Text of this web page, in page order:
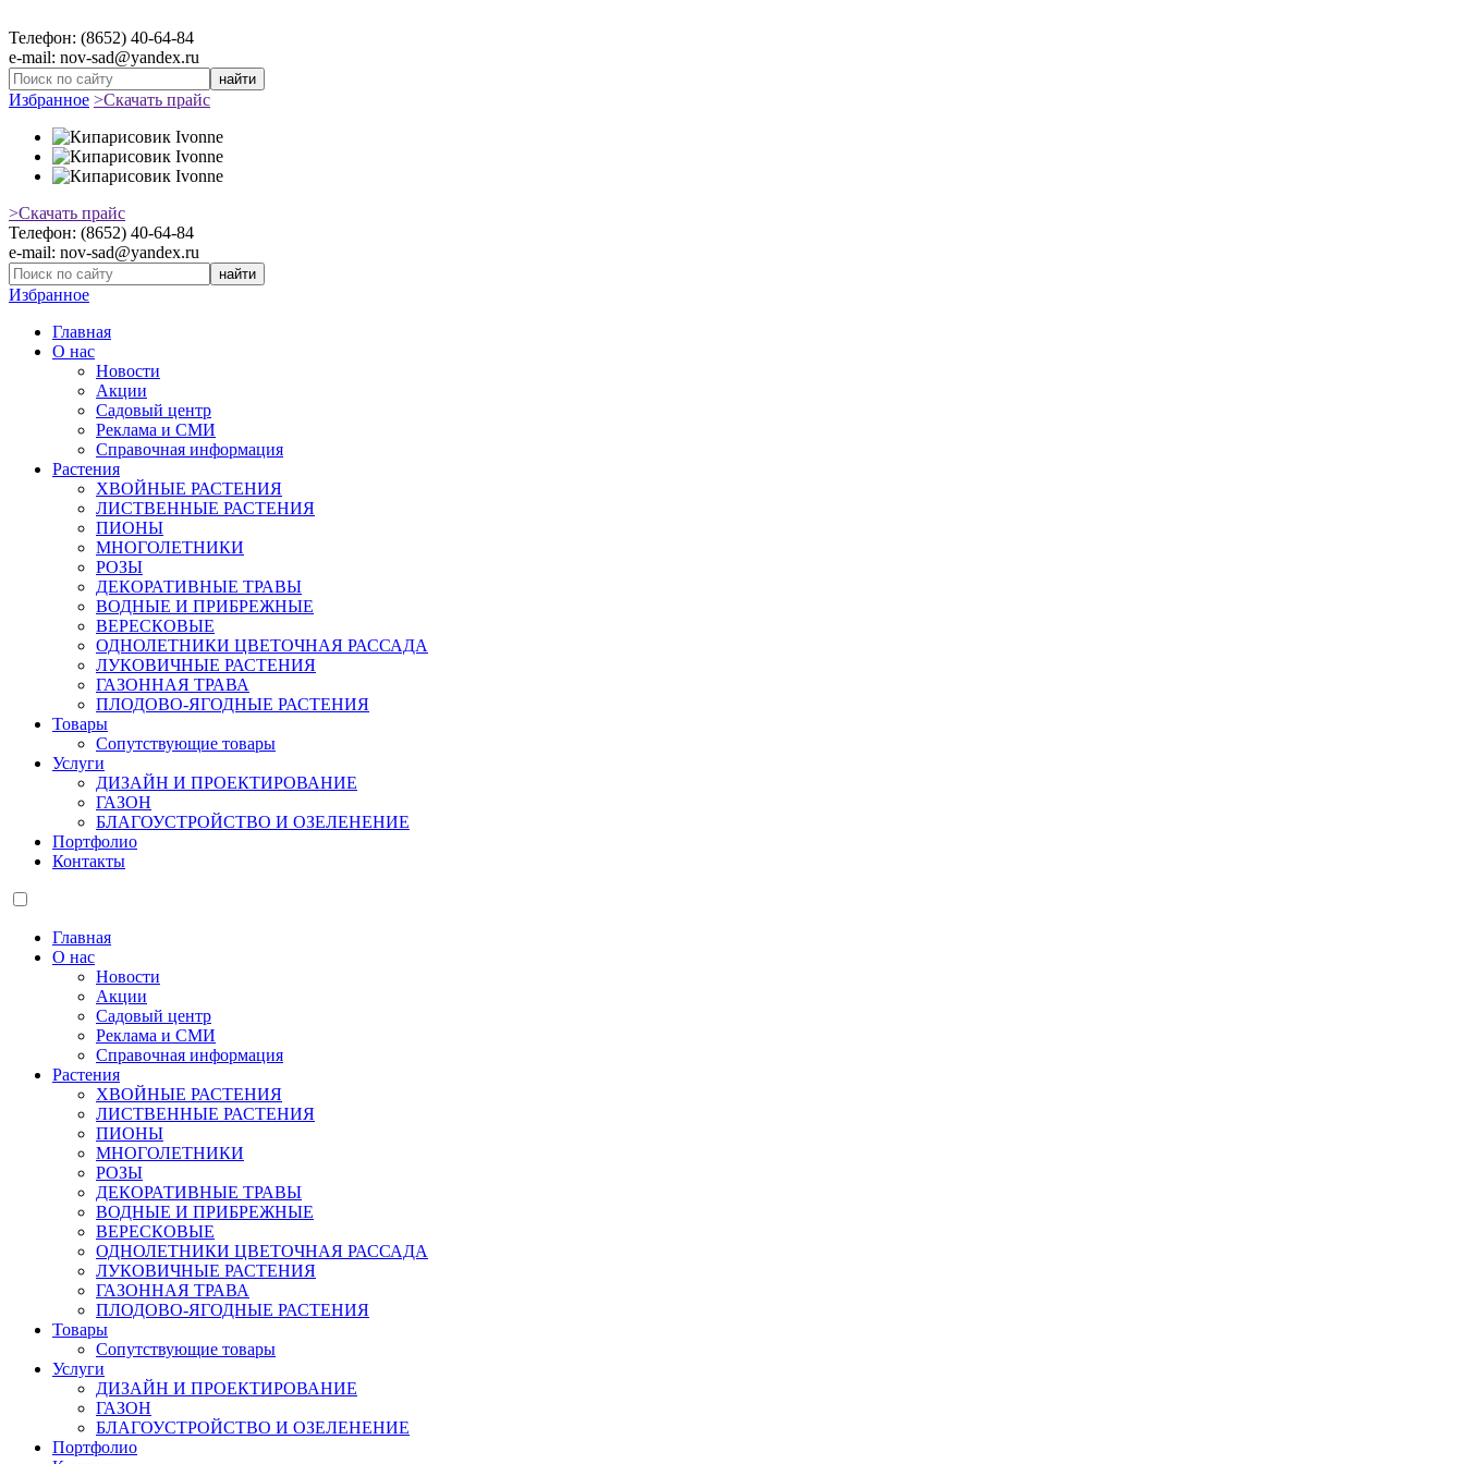
Телефон: (8652) 40-64-84
e-mail: nov-sad@yandex.ru
найти
Избранное >Скачать прайс
>Скачать прайс
Телефон: (8652) 40-64-84
e-mail: nov-sad@yandex.ru
найти
Избранное
Главная
О нас
Новости
Акции
Садовый центр
Реклама и СМИ
Справочная информация
Растения
ХВОЙНЫЕ РАСТЕНИЯ
ЛИСТВЕННЫЕ РАСТЕНИЯ
ПИОНЫ
МНОГОЛЕТНИКИ
РОЗЫ
ДЕКОРАТИВНЫЕ ТРАВЫ
ВОДНЫЕ И ПРИБРЕЖНЫЕ
ВЕРЕСКОВЫЕ
ОДНОЛЕТНИКИ ЦВЕТОЧНАЯ РАССАДА
ЛУКОВИЧНЫЕ РАСТЕНИЯ
ГАЗОННАЯ ТРАВА
ПЛОДОВО-ЯГОДНЫЕ РАСТЕНИЯ
Товары
Сопутствующие товары
Услуги
ДИЗАЙН И ПРОЕКТИРОВАНИЕ
ГАЗОН
БЛАГОУСТРОЙСТВО И ОЗЕЛЕНЕНИЕ
Портфолио
Контакты
Главная
О нас
Новости
Акции
Садовый центр
Реклама и СМИ
Справочная информация
Растения
ХВОЙНЫЕ РАСТЕНИЯ
ЛИСТВЕННЫЕ РАСТЕНИЯ
ПИОНЫ
МНОГОЛЕТНИКИ
РОЗЫ
ДЕКОРАТИВНЫЕ ТРАВЫ
ВОДНЫЕ И ПРИБРЕЖНЫЕ
ВЕРЕСКОВЫЕ
ОДНОЛЕТНИКИ ЦВЕТОЧНАЯ РАССАДА
ЛУКОВИЧНЫЕ РАСТЕНИЯ
ГАЗОННАЯ ТРАВА
ПЛОДОВО-ЯГОДНЫЕ РАСТЕНИЯ
Товары
Сопутствующие товары
Услуги
ДИЗАЙН И ПРОЕКТИРОВАНИЕ
ГАЗОН
БЛАГОУСТРОЙСТВО И ОЗЕЛЕНЕНИЕ
Портфолио